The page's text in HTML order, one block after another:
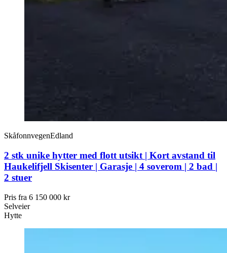
SkåfonnvegenEdland
2 stk unike hytter med flott utsikt | Kort avstand til
Haukelifjell Skisenter | Garasje | 4 soverom | 2 bad |
2 stuer
Pris fra 6 150 000 kr
Selveier
Hytte